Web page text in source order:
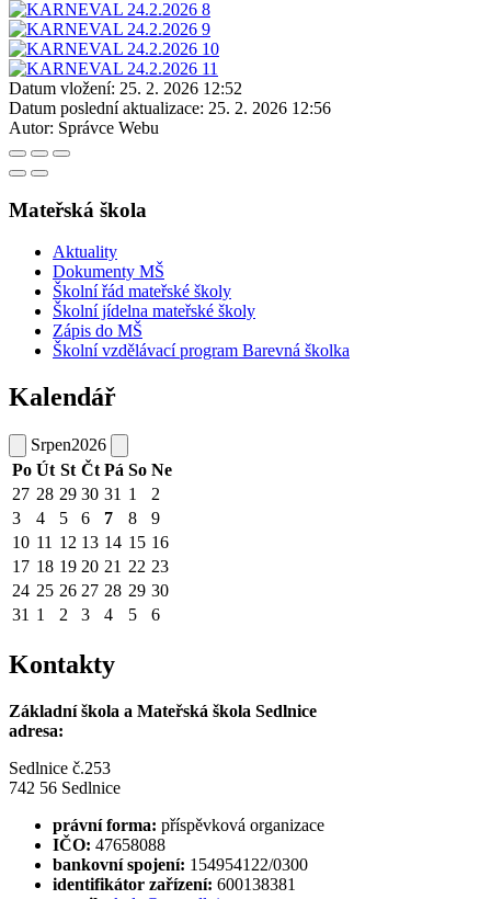
Datum vložení: 25. 2. 2026 12:52
Datum poslední aktualizace: 25. 2. 2026 12:56
Autor: Správce Webu
Mateřská škola
Aktuality
Dokumenty MŠ
Školní řád mateřské školy
Školní jídelna mateřské školy
Zápis do MŠ
Školní vzdělávací program Barevná školka
Kalendář
Srpen2026
Po Út St Čt Pá So Ne
27 28 29 30 31 1
2
3
4 5 6 7 8
9
10 11 12 13 14 15 16
17 18 19 20 21 22 23
24 25 26 27 28 29 30
31 1 2 3 4 5 6
Kontakty
Základní škola a Mateřská škola Sedlnice
adresa:
Sedlnice č.253
742 56 Sedlnice
právní forma: příspěvková organizace
IČO: 47658088
bankovní spojení: 154954122/0300
identifikátor zařízení: 600138381